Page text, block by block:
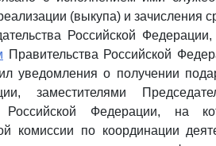
(выкупа) и зачисления
Российской
Правительства Российской
уведомления о получении
заместителями
Федерации, на
комиссии по координации